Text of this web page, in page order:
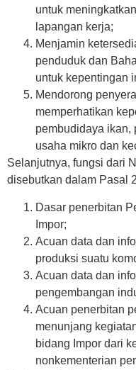
untuk
lapangan kerja;
Menjamin
penduduk dan
untuk kepentingan
Mendorong
memperhatikan
pembudidaya ikan,
usaha mikro dan
Selanjutnya, fungsi dari
disebutkan dalam Pasal
Dasar penerbitan
Impor;
Acuan data dan
produksi suatu
Acuan data dan
pengembangan
Acuan penerbitan
menunjang
bidang Impor dari
nonkementerian